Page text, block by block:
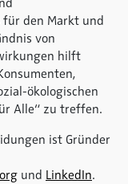
für den Markt und
von
hilft
ökologischen
Alle“ zu treffen.
ist Gründer
und LinkedIn.